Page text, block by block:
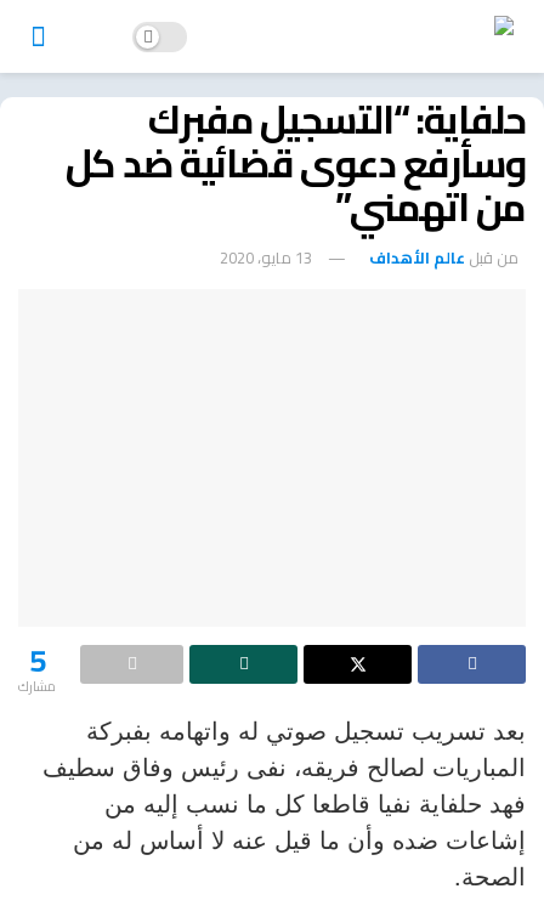
حلفاية: “التسجيل مفبرك
وسأرفع دعوى قضائية ضد كل
من اتهمني”
من قبل عالم الأهداف 13 مايو، 2020
5
مشارك
بعد تسريب تسجيل صوتي له واتهامه بفبركة
المباريات لصالح فريقه، نفى رئيس وفاق سطيف
فهد حلفاية نفيا قاطعا كل ما نسب إليه من
إشاعات ضده وأن ما قيل عنه لا أساس له من
الصحة.